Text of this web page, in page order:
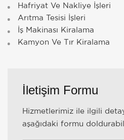
Hafriyat Ve Nakliye İşleri
Arıtma Tesisi İşleri
İş Makinası Kiralama
Kamyon Ve Tır Kiralama
İletişim Formu
Hizmetlerimiz ile ilgili
aşağıdaki formu